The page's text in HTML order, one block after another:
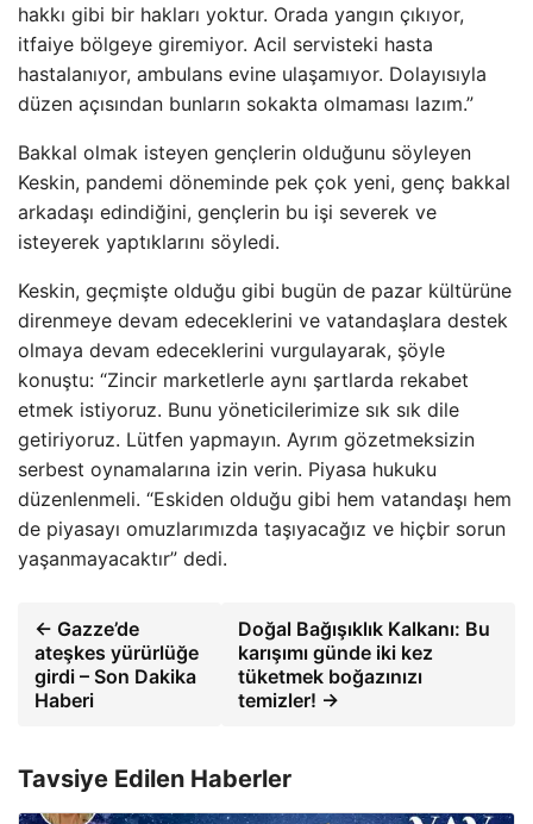
hakkı gibi bir hakları yoktur. Orada yangın çıkıyor,
itfaiye bölgeye giremiyor. Acil servisteki hasta
hastalanıyor, ambulans evine ulaşamıyor. Dolayısıyla
düzen açısından bunların sokakta olmaması lazım.”
Bakkal olmak isteyen gençlerin olduğunu söyleyen
Keskin, pandemi döneminde pek çok yeni, genç bakkal
arkadaşı edindiğini, gençlerin bu işi severek ve
isteyerek yaptıklarını söyledi.
Keskin, geçmişte olduğu gibi bugün de pazar kültürüne
direnmeye devam edeceklerini ve vatandaşlara destek
olmaya devam edeceklerini vurgulayarak, şöyle
konuştu: “Zincir marketlerle aynı şartlarda rekabet
etmek istiyoruz. Bunu yöneticilerimize sık sık dile
getiriyoruz. Lütfen yapmayın. Ayrım gözetmeksizin
serbest oynamalarına izin verin. Piyasa hukuku
düzenlenmeli. “Eskiden olduğu gibi hem vatandaşı hem
de piyasayı omuzlarımızda taşıyacağız ve hiçbir sorun
yaşanmayacaktır” dedi.
← Gazze’de
ateşkes yürürlüğe
girdi – Son Dakika
Haberi
Doğal Bağışıklık Kalkanı: Bu
karışımı günde iki kez
tüketmek boğazınızı
temizler! →
Tavsiye Edilen Haberler